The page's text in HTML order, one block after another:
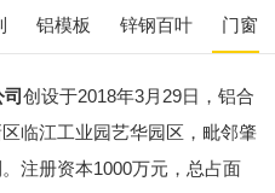
铝模板 锌钢百叶 门窗
创设于2018年3月29日，铝合
临江工业园艺华园区，毗邻肇
注册资本1000万元，总占面